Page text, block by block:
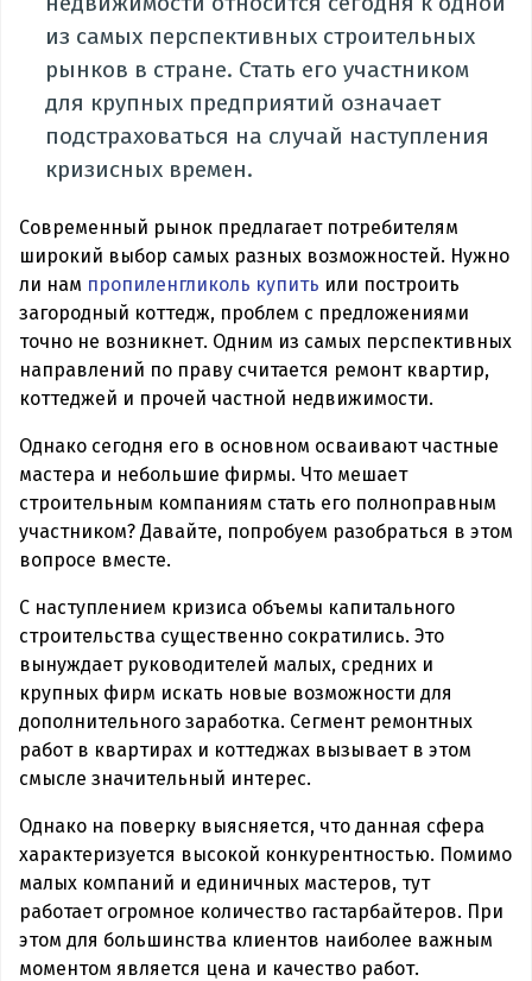
из самых перспективных строительных
рынков в стране. Стать его участником
для крупных предприятий означает
подстраховаться на случай наступления
кризисных времен.
Современный рынок предлагает потребителям
широкий выбор самых разных возможностей. Нужно
ли нам пропиленгликоль купить или построить
загородный коттедж, проблем с предложениями
точно не возникнет. Одним из самых перспективных
направлений по праву считается ремонт квартир,
коттеджей и прочей частной недвижимости.
Однако сегодня его в основном осваивают частные
мастера и небольшие фирмы. Что мешает
строительным компаниям стать его полноправным
участником? Давайте, попробуем разобраться в этом
вопросе вместе.
С наступлением кризиса объемы капитального
строительства существенно сократились. Это
вынуждает руководителей малых, средних и
крупных фирм искать новые возможности для
дополнительного заработка. Сегмент ремонтных
работ в квартирах и коттеджах вызывает в этом
смысле значительный интерес.
Однако на поверку выясняется, что данная сфера
характеризуется высокой конкурентностью. Помимо
малых компаний и единичных мастеров, тут
работает огромное количество гастарбайтеров. При
этом для большинства клиентов наиболее важным
моментом является цена и качество работ.